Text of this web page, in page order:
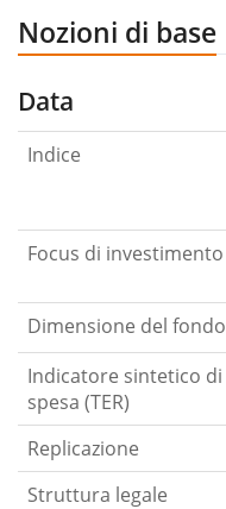
Nozioni di base
Data
Indice
Focus di investimento
Dimensione del fondo
Indicatore sintetico di
spesa (TER)
Replicazione
Struttura legale